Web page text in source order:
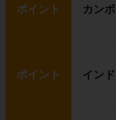
ポイント カン
ポイント イン